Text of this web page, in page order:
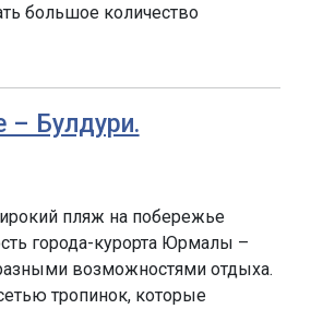
большое количество
– Булдури.
пляж на побережье
города-курорта Юрмалы –
возможностями отдыха.
тропинок, которые